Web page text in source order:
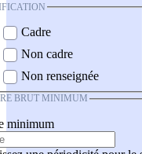
Cadre
Non cadre
Non renseignée
BRUT MINIMUM
minimum